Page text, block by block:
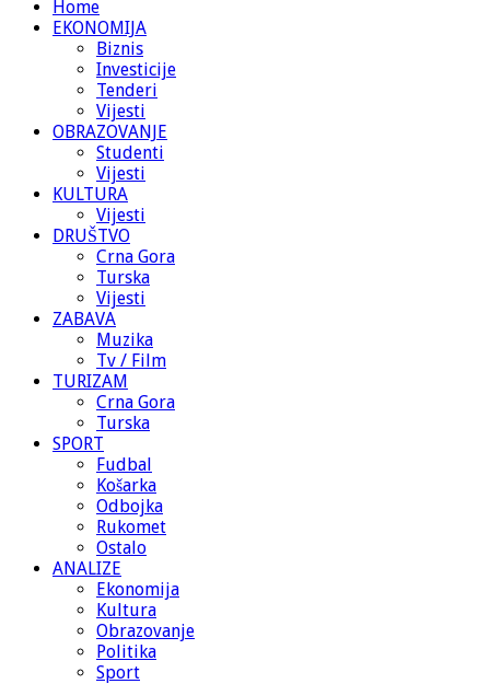
Home
EKONOMIJA
Biznis
Investicije
Tenderi
Vijesti
OBRAZOVANJE
Studenti
Vijesti
KULTURA
Vijesti
DRUŠTVO
Crna Gora
Turska
Vijesti
ZABAVA
Muzika
Tv / Film
TURIZAM
Crna Gora
Turska
SPORT
Fudbal
Košarka
Odbojka
Rukomet
Ostalo
ANALIZE
Ekonomija
Kultura
Obrazovanje
Politika
Sport